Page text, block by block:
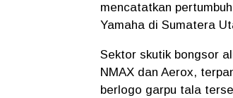
mencatatkan
Yamaha di Sumatera
Sektor skutik bongsor
NMAX dan Aerox,
berlogo garpu tala